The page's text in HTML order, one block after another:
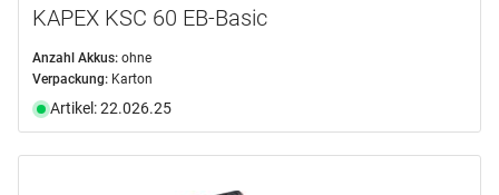
KAPEX KSC 60 EB-Basic
Anzahl Akkus: ohne
Verpackung: Karton
Artikel: 22.026.25